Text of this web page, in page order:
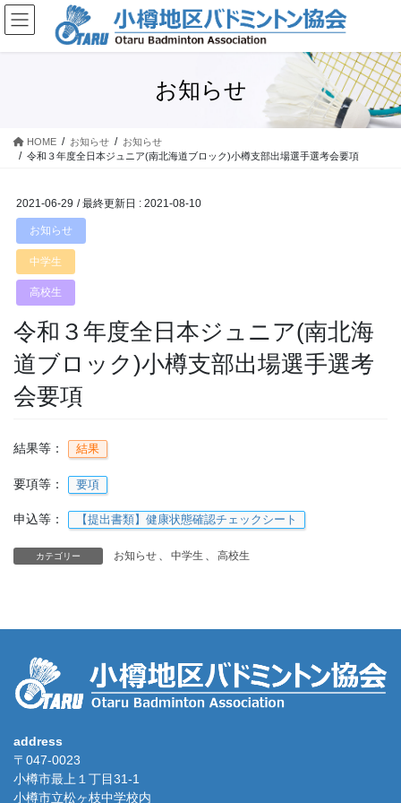
コ
ン
ナ
ビ
お知らせ
HOME お知らせ
お知らせ
令和３年度全日本ジュニア(南北海道ブロック)小樽支部出場選手選考会要項
2021-06-29 / 最終更新日 : 2021-08-10
お知らせ
中学生
高校生
令和３年度全日本ジュニア(南北海
道ブロック)小樽支部出場選手選考
会要項
結果等： 結果
要項等： 要項
申込等： 【提出書類】健康状態確認チェックシート
カテゴリー お知らせ 、 中学生 、 高校生
address
〒047-0023
小樽市最上１丁目31-1
小樽市立松ヶ枝中学校内